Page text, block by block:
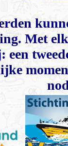
Met